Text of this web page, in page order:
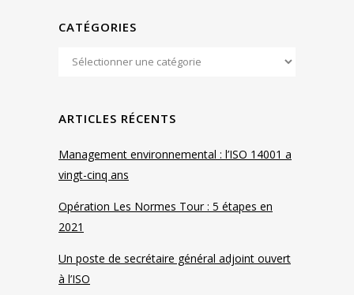
CATÉGORIES
ARTICLES RÉCENTS
Management environnemental : l’ISO 14001 a
vingt-cinq ans
Opération Les Normes Tour : 5 étapes en
2021
Un poste de secrétaire général adjoint ouvert
à l’ISO